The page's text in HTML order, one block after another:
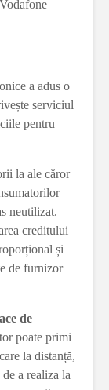
a adus o
serviciul
pentru
la ale căror
neutilizat.
creditului
și
de furnizor
de
poate primi
la distanță,
a realiza la